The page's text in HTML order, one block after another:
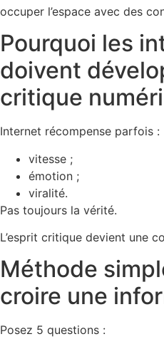
occuper l’espace avec des
Pourquoi les
doivent
critique
Internet récompense parfois :
vitesse ;
émotion ;
viralité.
Pas toujours la vérité.
L’esprit critique devient une
Méthode
croire une
Posez 5 questions :